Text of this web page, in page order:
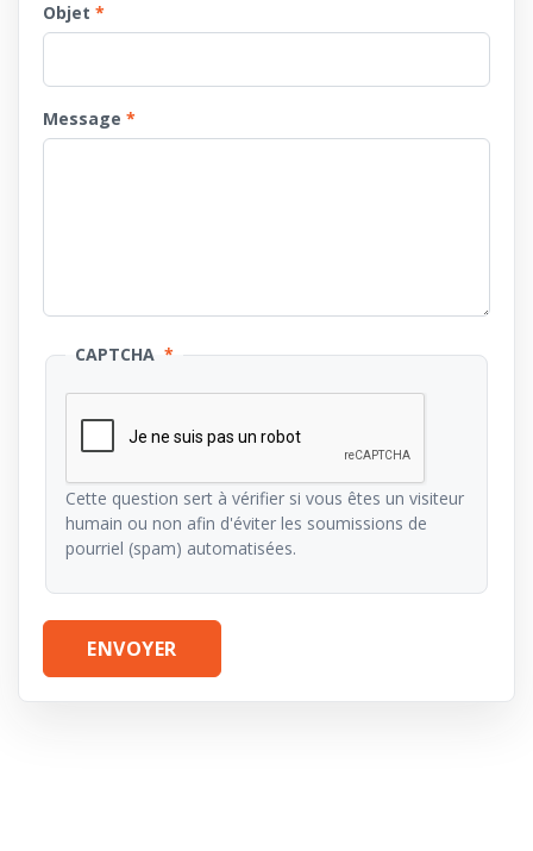
Objet
Message
CAPTCHA
Cette question sert à vérifier si vous êtes un visiteur
humain ou non afin d'éviter les soumissions de
pourriel (spam) automatisées.